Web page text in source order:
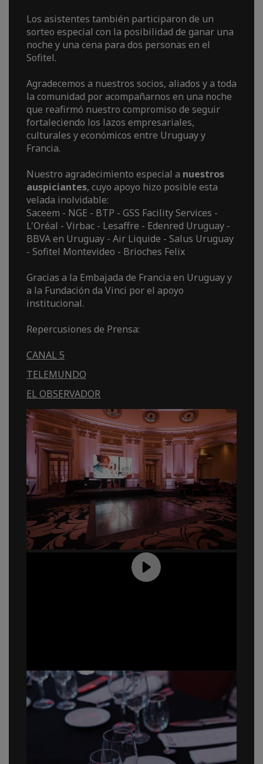
Los asistentes también participaron de un
sorteo especial con la posibilidad de ganar una
noche y una cena para dos personas en el
Sofitel.
Agradecemos a nuestros socios, aliados y a toda
la comunidad por acompañarnos en una noche
que reafirmó nuestro compromiso de seguir
fortaleciendo los lazos empresariales,
culturales y económicos entre Uruguay y
Francia.
Nuestro agradecimiento especial a nuestros
auspiciantes, cuyo apoyo hizo posible esta
velada inolvidable:
Saceem - NGE - BTP - GSS Facility Services -
L'Oréal - Virbac - Lesaffre - Edenred Uruguay -
BBVA en Uruguay - Air Liquide - Salus Uruguay
- Sofitel Montevideo - Brioches Felix
Gracias a la Embajada de Francia en Uruguay y
a la Fundación da Vinci por el apoyo
institucional.
Repercusiones de Prensa:
CANAL 5
TELEMUNDO
EL OBSERVADOR